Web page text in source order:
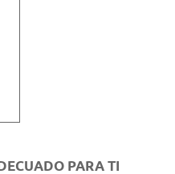
PARA TI